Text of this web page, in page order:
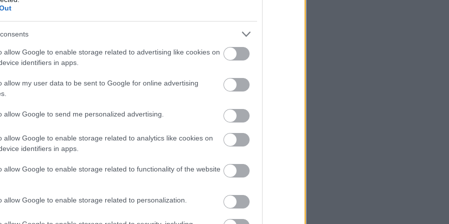
allow Google to enable storage related to advertising like cookies on
identifiers in apps.
allow my user data to be sent to Google for online advertising
allow Google to send me personalized advertising.
allow Google to enable storage related to analytics like cookies on
identifiers in apps.
allow Google to enable storage related to functionality of the website
allow Google to enable storage related to personalization.
ciemos!” Putina
laikā Sibīrijā
īsts “brīnums”
patvēruma meklētāju –
noziedzīgas grupas
kas saņem miljardiem dolāru vērtus
aģentūrām, vienlaikus uzturot ciešas
atrodas Šanhajā, un Maska publiskie
Šīs saites raisa bāžas par interešu konfliktiem,
par ASV satelītu aizsardzības sistēmām